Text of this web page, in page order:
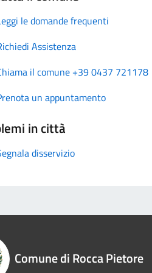
le domande frequenti
Assistenza
il comune +39 0437 721178
un appuntamento
in città
disservizio
Comune di Rocca Pietore